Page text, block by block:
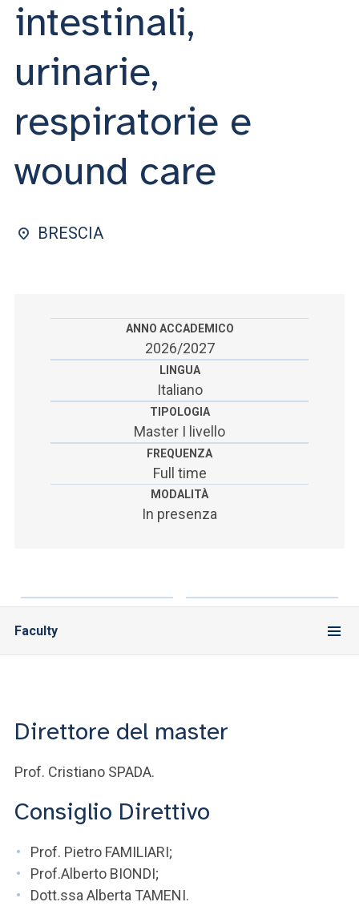
SEI UN DOCENTE O UN MEMBRO DELLO STAFF
ACCEDI A CLOUDMAIL
intestinali,
urinarie,
respiratorie e
wound care
BRESCIA
ANNO ACCADEMICO
2026/2027
LINGUA
Italiano
TIPOLOGIA
Master I livello
FREQUENZA
Full time
MODALITÀ
In presenza
Faculty
Direttore del master
Prof. Cristiano SPADA.
Consiglio Direttivo
Prof. Pietro FAMILIARI;
Prof.Alberto BIONDI;
Dott.ssa Alberta TAMENI.